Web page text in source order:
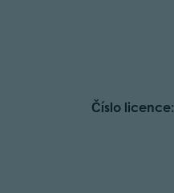
Číslo licence: